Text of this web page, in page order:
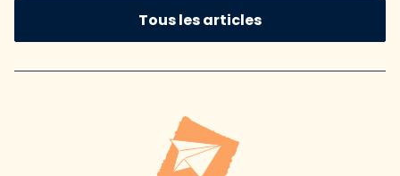
Tous les articles